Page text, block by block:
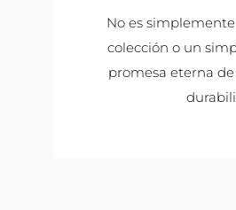
No es
colección o un
promesa eterna